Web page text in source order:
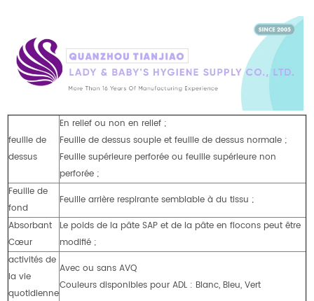
feuille de
dessus
En relief ou non en relief ;
Feuille de dessus souple et feuille de dessus normale ;
Feuille supérieure perforée ou feuille supérieure non
perforée ;
Feuille de
fond
Feuille arrière respirante semblable à du tissu ;
Absorbant
Cœur
Le poids de la pâte SAP et de la pâte en flocons peut être
modifié ;
activités de
la vie
quotidienne
Avec ou sans AVQ
Couleurs disponibles pour ADL : Blanc, Bleu, Vert